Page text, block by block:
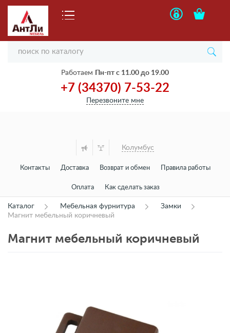
Работаем Пн-пт с 11.00 до 19.00
+7 (34370) 7-53-22
Перезвоните мне
Колумбус
Контакты Доставка Возврат и обмен Правила работы
Оплата Как сделать заказ
Каталог Мебельная фурнитура
Замки
Магнит мебельный коричневый
Магнит мебельный коричневый